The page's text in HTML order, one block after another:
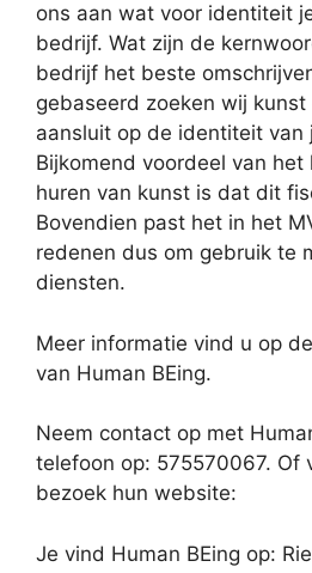
ons aan wat voor identiteit
bedrijf. Wat zijn de
bedrijf het beste
gebaseerd zoeken wij
aansluit op de identiteit van
Bijkomend voordeel van het
huren van kunst is dat dit
Bovendien past het in het
redenen dus om gebruik te
diensten.
Meer informatie vind u op
van Human BEing.
Neem contact op met
telefoon op: 575570067. Of
bezoek hun website:
Je vind Human BEing op: